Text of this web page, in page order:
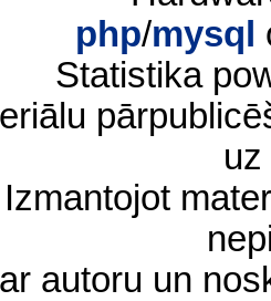
php/mysql
Statistika
autoru un